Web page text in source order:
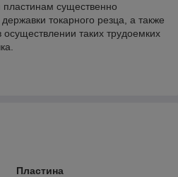
существенно
токарного резца, а также
таких трудоемких
Пластина